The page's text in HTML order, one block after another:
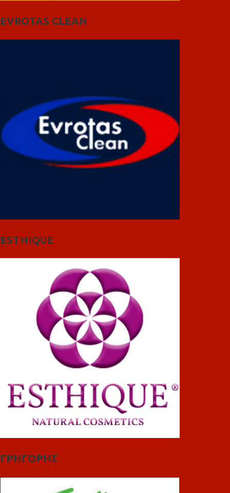
EVROTAS CLEAN
ESTHIQUE
ΓΡΗΓΟΡΗΣ